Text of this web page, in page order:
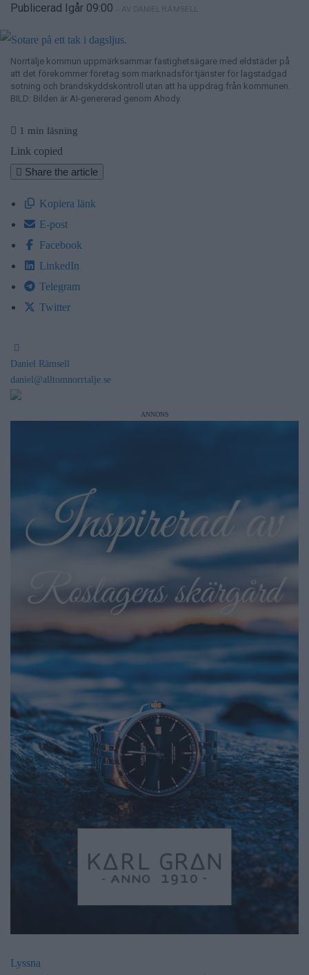
Publicerad Igår 09:00 – AV DANIEL RÄMSELL
Norrtälje kommun uppmärksammar fastighetsägare med eldstäder på
att det förekommer företag som marknadsför tjänster för lagstadgad
sotning och brandskyddskontroll utan att ha uppdrag från kommunen.
BILD: Bilden är AI-genererad genom Ahody.
1 min läsning
Link copied
Share the article
Kopiera länk
E-post
Facebook
LinkedIn
Telegram
Twitter
Daniel Rämsell
daniel@alltomnorrtalje.se
ANNONS
Lyssna